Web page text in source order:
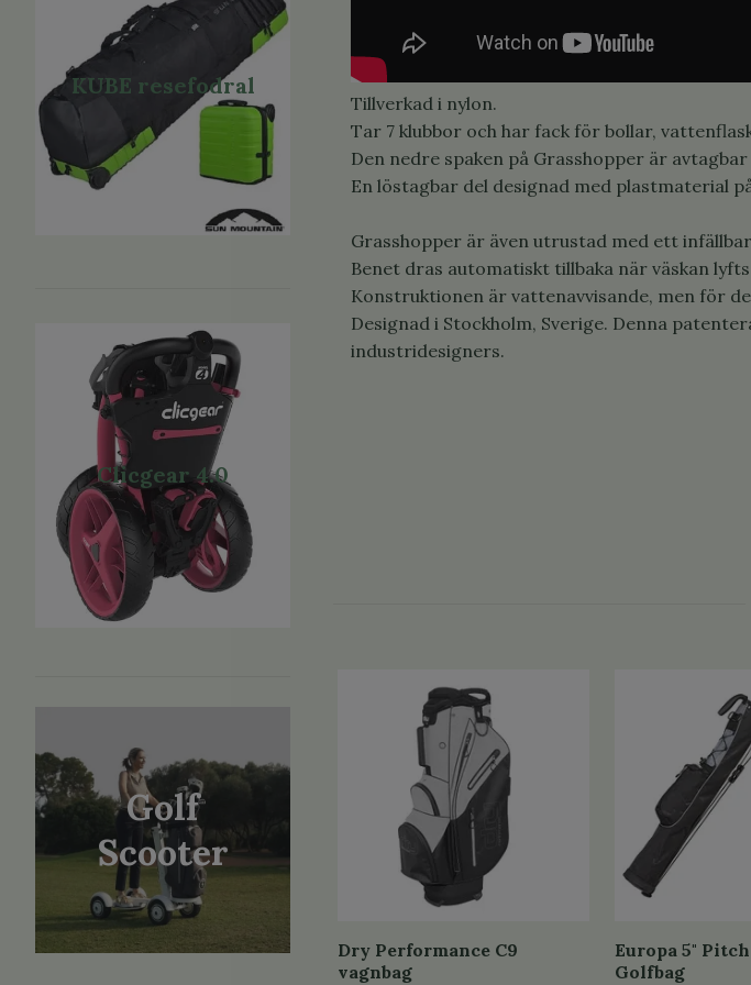
KUBE resefodral
Clicgear 4.0
Golf
Scooter
Tillverkad i nylon.
Tar 7 klubbor och har fack för bollar,
Den nedre spaken på Grasshopper är
En löstagbar del designad med plastmaterial
Grasshopper är även utrustad med ett
Benet dras automatiskt tillbaka när väskan
Konstruktionen är vattenavvisande, men för
Designad i Stockholm, Sverige. Denna
industridesigners.
Dry Performance C9
vagnbag
Europa 5"
Golfbag